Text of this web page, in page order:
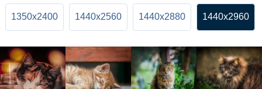
1350x2400 1440x2560 1440x2880 1440x2960